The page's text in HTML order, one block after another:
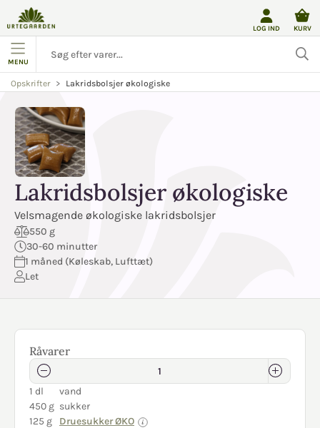
LOG IND KURV
MENU
Opskrifter Lakridsbolsjer økologiske
Lakridsbolsjer økologiske
Velsmagende økologiske lakridsbolsjer
550 g
30-60 minutter
1 måned (Køleskab, Lufttæt)
Let
Råvarer
1 dl
vand
450 g sukker
125 g
Druesukker ØKO